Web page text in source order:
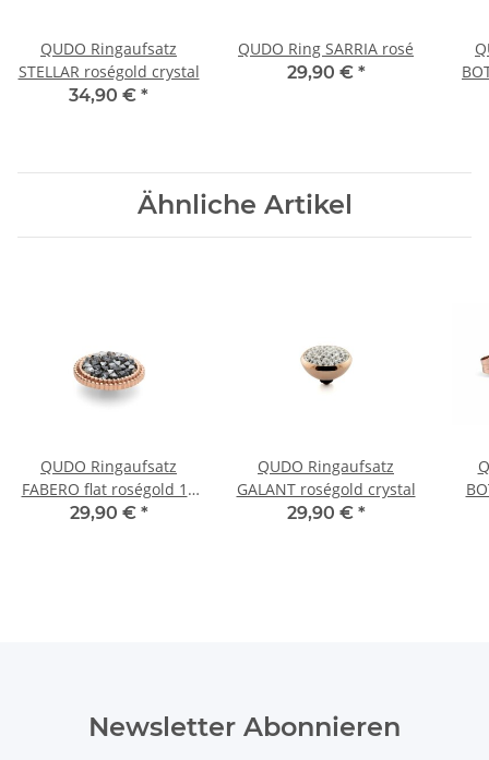
QUDO Ringaufsatz
STELLAR roségold crystal
34,90 € *
QUDO Ring SARRIA rosé
29,90 € *
Ähnliche Artikel
QUDO Ringaufsatz
FABERO flat roségold 15
mm METALLIC SILVER
29,90 € *
QUDO Ringaufsatz
GALANT roségold crystal
29,90 € *
Newsletter Abonnieren